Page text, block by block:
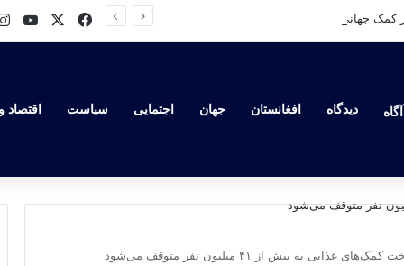
Facebook
دیدگاه افغانستان جهان اجتمایی سیاست اقتصاد
به بیش از ۴۱ میلیون نفر متوقف می‌شود